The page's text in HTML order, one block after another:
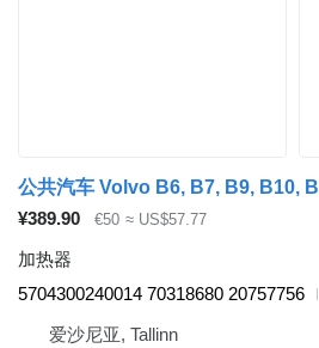
¥389.90 €50 ≈ US$57.77
加热器
5704300240014 70318680 20757756
爱沙尼亚, Tallinn